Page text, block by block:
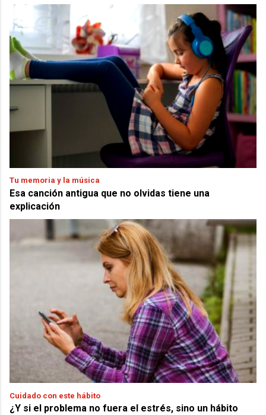
Tu memoria y la música
Esa canción antigua que no olvidas tiene una
explicación
Cuidado con este hábito
¿Y si el problema no fuera el estrés, sino un hábito